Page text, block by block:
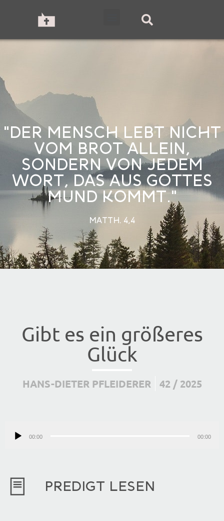
"DER MENSCH LEBT NICHT
VOM BROT ALLEIN,
SONDERN VON JEDEM
WORT, DAS AUS GOTTES
MUND KOMMT."
MATTH. 4,4
Gibt es ein größeres
Glück
HANS-DIETER PFLEIDERER 42 / 2025
00:00 00:00
PREDIGT LESEN